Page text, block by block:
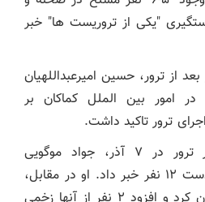
"یکی از تروریست ها" خبر
بود که حتی ۱۱ روز بعد از ترور، حسین امیرعبداللهیان
امور بین الملل کماکان بر
ترور تاکید داشت.
ساعاتی پس از انتشار خبر ترور در ۷ آذر، جواد موگویی
مستندساز از اجرای ترور به دست ۱۲ نفر خبر داد. او در مقابل،